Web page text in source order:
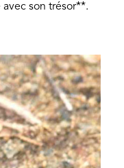
son trésor**.